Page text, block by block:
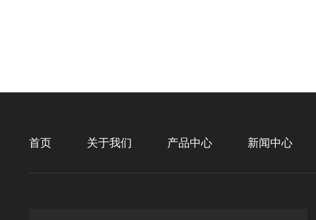
首页 关于我们 产品中心 新闻中心